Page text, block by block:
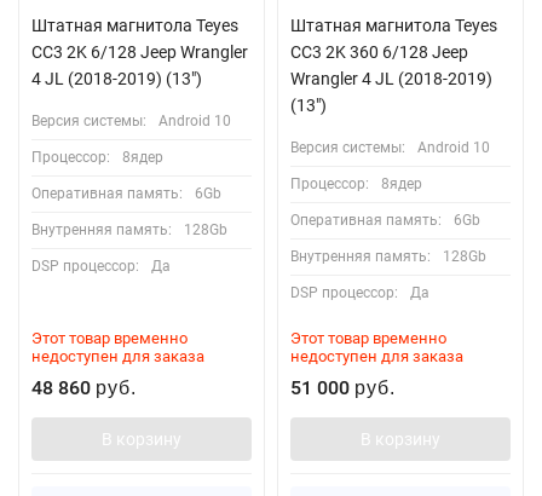
Штатная магнитола Teyes
CC3 2K 6/128 Jeep Wrangler
4 JL (2018-2019) (13")
Версия системы: Android 10
Процессор: 8ядер
Оперативная память: 6Gb
Внутренняя память: 128Gb
DSP процессор: Да
Этот товар временно
недоступен для заказа
48 860 руб.
В корзину
Штатная магнитола Teyes
CC3 2K 360 6/128 Jeep
Wrangler 4 JL (2018-2019)
(13")
Версия системы: Android 10
Процессор: 8ядер
Оперативная память: 6Gb
Внутренняя память: 128Gb
DSP процессор: Да
Этот товар временно
недоступен для заказа
51 000 руб.
В корзину